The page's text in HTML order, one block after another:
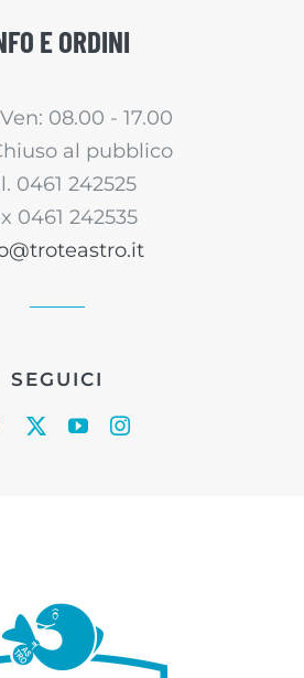
E ORDINI
08.00 - 17.00
al pubblico
0461 242525
0461 242535
SEGUICI